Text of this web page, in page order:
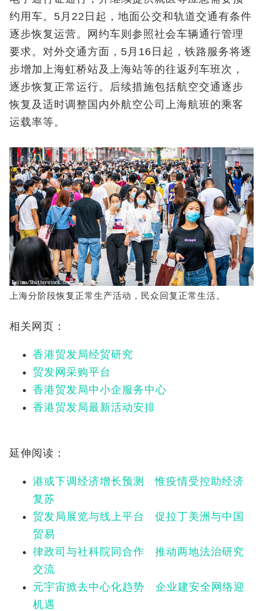
约用车。5月22日起，地面公交和轨道交通有条件
逐步恢复运营。网约车则参照社会车辆通行管理
要求。对外交通方面，5月16日起，铁路服务将逐
步增加上海虹桥站及上海站等的往返列车班次，
逐步恢复正常运行。后续措施包括航空交通逐步
恢复及适时调整国内外航空公司上海航班的乘客
运载率等。
上海分阶段恢复正常生产活动，民众回复正常生活。
相关网页：
香港贸发局经贸研究
贸发网采购平台
香港贸发局中小企服务中心
香港贸发局最新活动安排
延伸阅读：
港或下调经济增长预测 惟疫情受控助经济
复苏
贸发局展览与线上平台 促拉丁美洲与中国
贸易
律政司与社科院同合作 推动两地法治研究
交流
元宇宙掀去中心化趋势 企业建安全网络迎
机遇